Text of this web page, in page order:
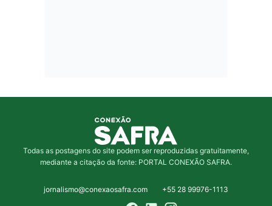
Todas as postagens do site podem ser reproduzidas gratuitamente,
mediante a citação da fonte: PORTAL CONEXÃO SAFRA.
jornalismo@conexaosafra.com +55 28 99976-1113